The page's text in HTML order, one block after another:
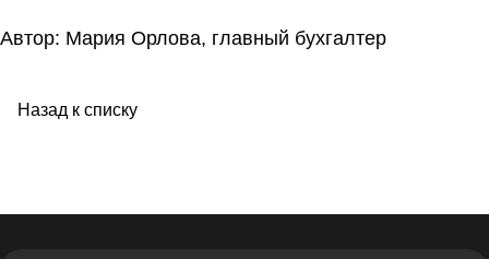
Автор: Мария Орлова, главный бухгалтер
Назад к списку